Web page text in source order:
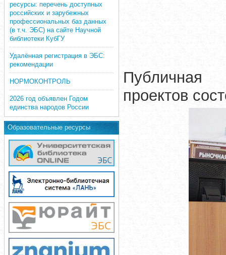
ресурсы: перечень доступных
российских и зарубежных
профессиональных баз данных
(в т.ч. ЭБС) на сайте Научной
библиотеки КубГУ
Удалённая регистрация в ЭБС:
рекомендации
НОРМОКОНТРОЛЬ
2026 год объявлен Годом
единства народов России
Образовательные ресурсы
Публичная
проектов